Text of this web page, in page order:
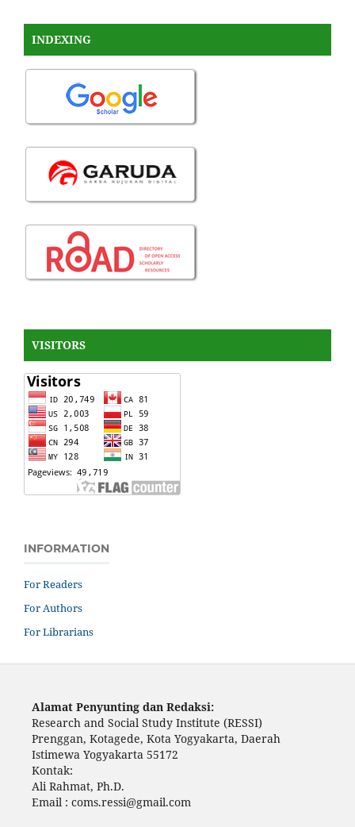
INDEXING
VISITORS
INFORMATION
For Readers
For Authors
For Librarians
Alamat Penyunting dan Redaksi:
Research and Social Study Institute (RESSI)
Prenggan, Kotagede, Kota Yogyakarta, Daerah
Istimewa Yogyakarta 55172
Kontak:
Ali Rahmat, Ph.D.
Email : coms.ressi@gmail.com